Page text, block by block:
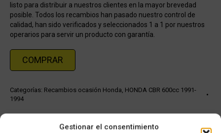
Gestionar el consentimiento
listo para distribuir a nuestros clientes en la mayor brevedad
posible. Todos los recambios han pasado nuestro control de
calidad, han sido verificados y seleccionados 1 a 1 por nuestros
operarios para servir un producto con garantía.
COMPRAR
Categorías: Recambios ocasión Honda, HONDA CBR 600cc 1991-
1994
Share this product